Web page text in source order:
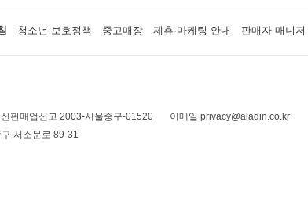
청소년 보호정책 중고매장 제휴·마케팅 안내 판매자 매니저
판매업신고 2003-서울중구-01520
이메일 privacy@aladin.co.kr
서소문로 89-31